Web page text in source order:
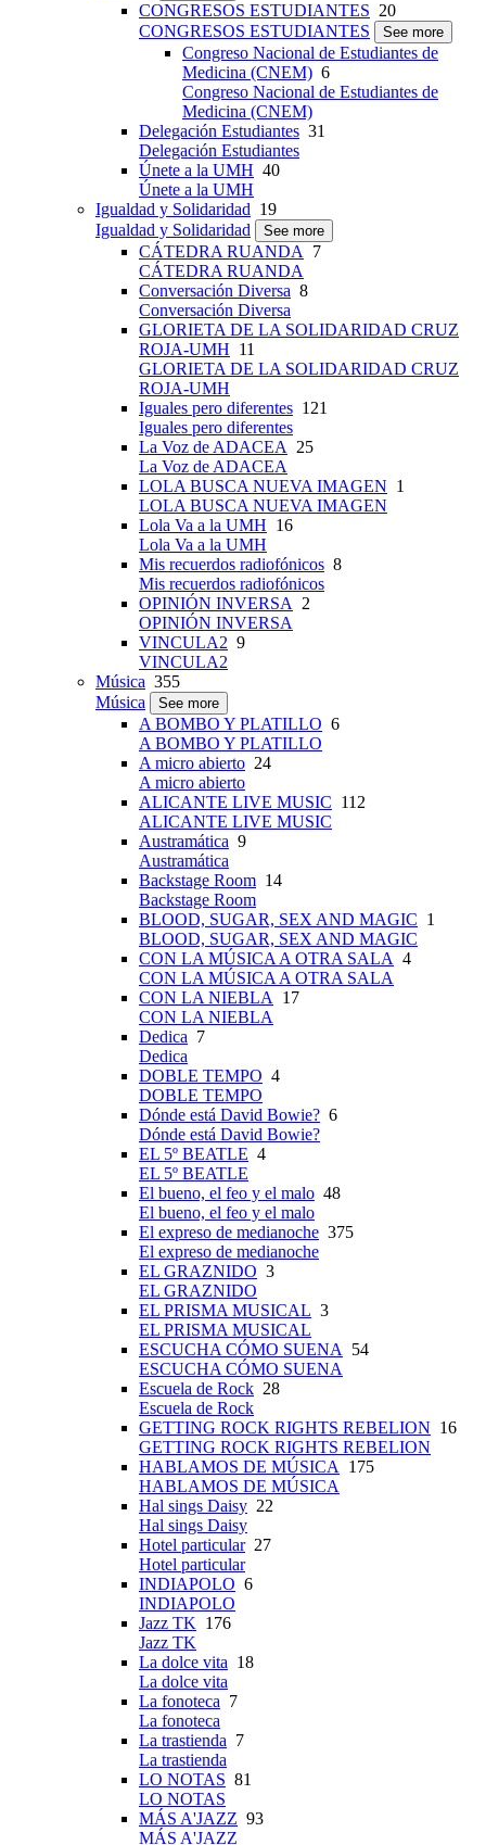
CONGRESOS ESTUDIANTES 20
CONGRESOS ESTUDIANTES
See more
Congreso Nacional de Estudiantes de
Medicina (CNEM) 6
Congreso Nacional de Estudiantes de
Medicina (CNEM)
Delegación Estudiantes 31
Delegación Estudiantes
Únete a la UMH 40
Únete a la UMH
Igualdad y Solidaridad 19
Igualdad y Solidaridad
See more
CÁTEDRA RUANDA
7
CÁTEDRA RUANDA
Conversación Diversa 8
Conversación Diversa
GLORIETA DE LA SOLIDARIDAD CRUZ
ROJA-UMH 11
GLORIETA DE LA SOLIDARIDAD CRUZ
ROJA-UMH
Iguales pero diferentes 121
Iguales pero diferentes
La Voz de ADACEA
25
La Voz de ADACEA
LOLA BUSCA NUEVA IMAGEN 1
LOLA BUSCA NUEVA IMAGEN
Lola Va a la UMH 16
Lola Va a la UMH
Mis recuerdos radiofónicos 8
Mis recuerdos radiofónicos
OPINIÓN INVERSA
2
OPINIÓN INVERSA
VINCULA2 9
VINCULA2
Música 355
Música
See more
A BOMBO Y PLATILLO 6
A BOMBO Y PLATILLO
A micro abierto 24
A micro abierto
ALICANTE LIVE MUSIC 112
ALICANTE LIVE MUSIC
Austramática 9
Austramática
Backstage Room 14
Backstage Room
BLOOD, SUGAR, SEX AND MAGIC 1
BLOOD, SUGAR, SEX AND MAGIC
CON LA MÚSICA A OTRA SALA 4
CON LA MÚSICA A OTRA SALA
CON LA NIEBLA
17
CON LA NIEBLA
Dedica 7
Dedica
DOBLE TEMPO 4
DOBLE TEMPO
Dónde está David Bowie? 6
Dónde está David Bowie?
EL 5º BEATLE 4
EL 5º BEATLE
El bueno, el feo y el malo 48
El bueno, el feo y el malo
El expreso de medianoche 375
El expreso de medianoche
EL GRAZNIDO 3
EL GRAZNIDO
EL PRISMA MUSICAL 3
EL PRISMA MUSICAL
ESCUCHA CÓMO SUENA
54
ESCUCHA CÓMO SUENA
Escuela de Rock 28
Escuela de Rock
GETTING ROCK RIGHTS REBELION 16
GETTING ROCK RIGHTS REBELION
HABLAMOS DE MÚSICA
175
HABLAMOS DE MÚSICA
Hal sings Daisy 22
Hal sings Daisy
Hotel particular27
Hotel particular
INDIAPOLO 6
INDIAPOLO
Jazz TK 176
Jazz TK
La dolce vita 18
La dolce vita
La fonoteca 7
La fonoteca
La trastienda 7
La trastienda
LO NOTAS 81
LO NOTAS
MÁS A'JAZZ 93
MÁS A'JAZZ